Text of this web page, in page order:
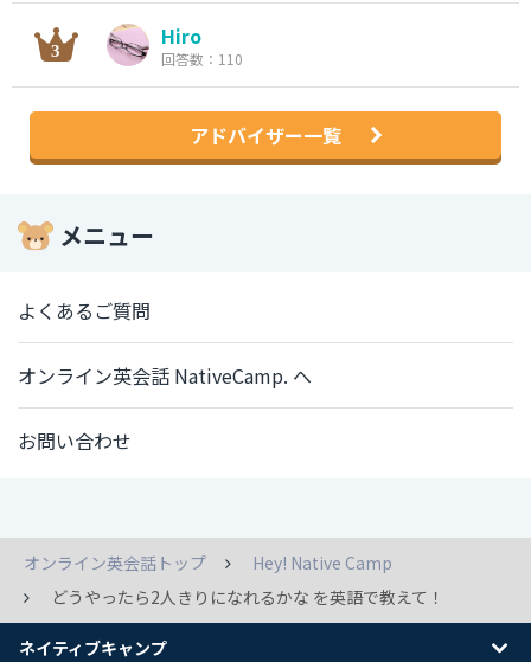
Hiro
回答数：110
アドバイザー一覧
メニュー
よくあるご質問
オンライン英会話 NativeCamp. へ
お問い合わせ
オンライン英会話トップ
Hey! Native Camp
どうやったら2人きりになれるかな を英語で教えて！
ネイティブキャンプ